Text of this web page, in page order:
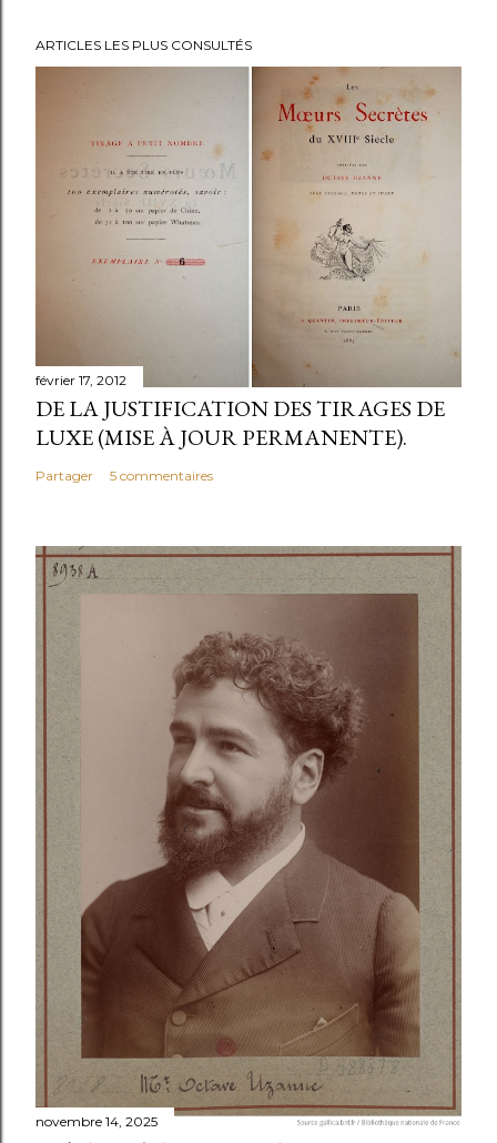
ARTICLES LES PLUS CONSULTÉS
février 17, 2012
DE LA JUSTIFICATION DES TIRAGES DE
LUXE (MISE À JOUR PERMANENTE).
Partager 5 commentaires
novembre 14, 2025